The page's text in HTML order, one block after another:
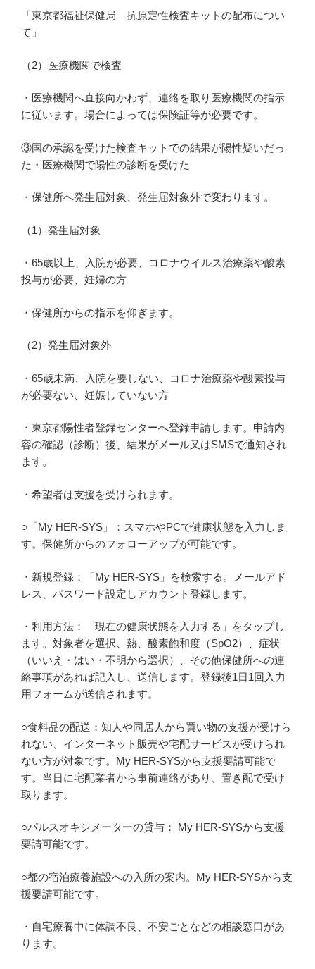
「東京都福祉保健局 抗原定性検査キットの配布につい
て」
（2）医療機関で検査
・医療機関へ直接向かわず、連絡を取り医療機関の指示
に従います。場合によっては保険証等が必要です。
③国の承認を受けた検査キットでの結果が陽性疑いだっ
た・医療機関で陽性の診断を受けた
・保健所へ発生届対象、発生届対象外で変わります。
（1）発生届対象
・65歳以上、入院が必要、コロナウイルス治療薬や酸素
投与が必要、妊婦の方
・保健所からの指示を仰ぎます。
（2）発生届対象外
・65歳未満、入院を要しない、コロナ治療薬や酸素投与
が必要ない、妊娠していない方
・東京都陽性者登録センターへ登録申請します。申請内
容の確認（診断）後、結果がメール又はSMSで通知され
ます。
・希望者は支援を受けられます。
○「My HER-SYS」：スマホやPCで健康状態を入力しま
す。保健所からのフォローアップが可能です。
・新規登録：「My HER-SYS」を検索する。メールアド
レス、パスワード設定しアカウント登録します。
・利用方法：「現在の健康状態を入力する」をタップし
ます。対象者を選択、熱、酸素飽和度（SpO2）、症状
（いいえ・はい・不明から選択）、その他保健所への連
絡事項があれば記入し、送信します。登録後1日1回入力
用フォームが送信されます。
○食料品の配送：知人や同居人から買い物の支援が受けら
れない、インターネット販売や宅配サービスが受けられ
ない方が対象です。My HER-SYSから支援要請可能で
す。当日に宅配業者から事前連絡があり、置き配で受け
取ります。
○パルスオキシメーターの貸与： My HER-SYSから支援
要請可能です。
○都の宿泊療養施設への入所の案内。My HER-SYSから支
援要請可能です。
・自宅療養中に体調不良、不安ごとなどの相談窓口があ
ります。